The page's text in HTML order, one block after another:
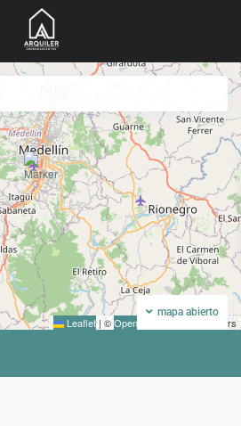
Leaflet | ©OpenStreetMap contributors
mapa abierto